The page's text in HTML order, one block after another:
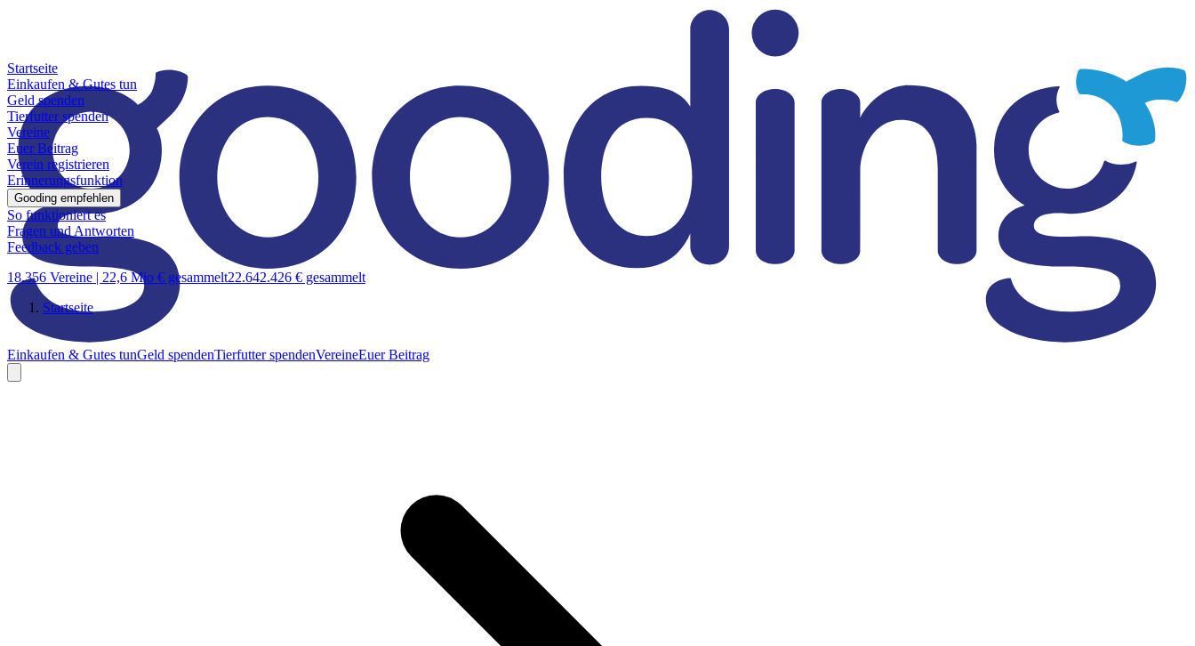
Einkaufen & Gutes tunGeld spendenTierfutter spendenVereineEuer Beitrag
Startseite
Einkaufen & Gutes tun
Geld spenden
Tierfutter spenden
Vereine
Euer Beitrag
Verein registrieren
Erinnerungsfunktion
Gooding empfehlen
So funktioniert es
Fragen und Antworten
Feedback geben
18.356 Vereine | 22,6 Mio € gesammelt22.642.426 € gesammelt
Startseite